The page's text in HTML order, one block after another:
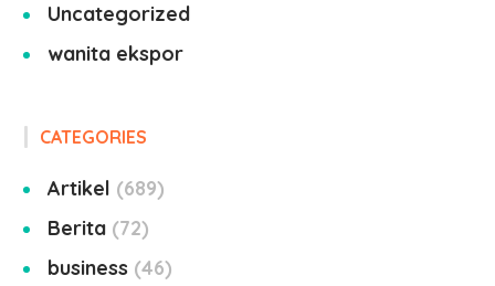
Uncategorized
wanita ekspor
CATEGORIES
Artikel
689
Berita 72
business 46